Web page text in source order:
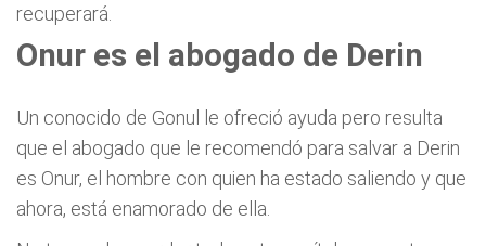
recuperará.
Onur es el abogado de Derin
Un conocido de Gonul le ofreció ayuda pero resulta
que el abogado que le recomendó para salvar a Derin
es Onur, el hombre con quien ha estado saliendo y que
ahora, está enamorado de ella.